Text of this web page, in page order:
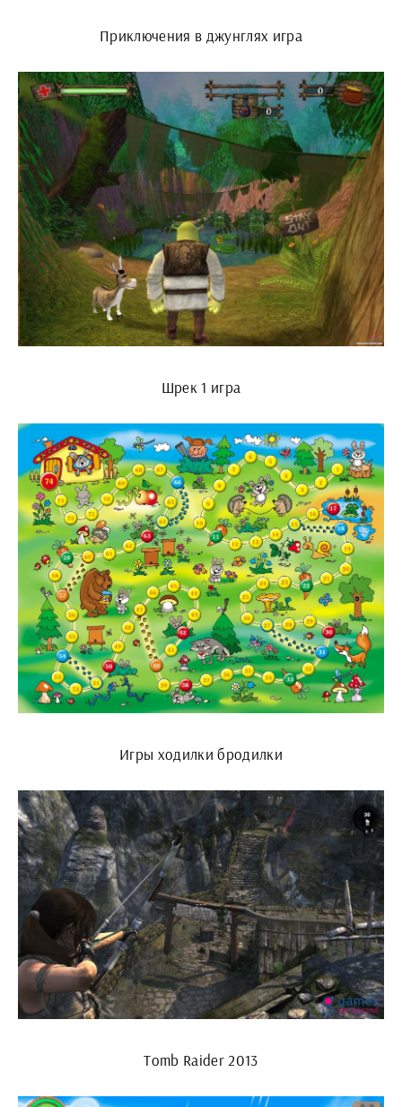
Приключения в джунглях игра
Шрек 1 игра
Игры ходилки бродилки
Tomb Raider 2013